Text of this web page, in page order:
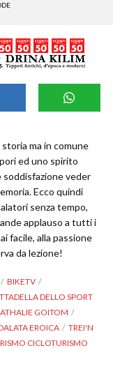
ma in comune
ed uno spirito
veder
Ecco quindi
senza tempo,
applauso a tutti i
facile, alla passione
da lezione!
BIKETV
DELLO SPORT
GOITOM
EROICA
TREI'N
CICLOTURISMO